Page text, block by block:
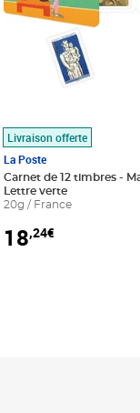
au panier
Livraison offerte
La Poste
Carnet de 12 timbres -
Lettre verte
20g / France
18,24€